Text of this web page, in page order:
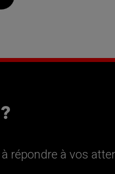
répondre à vos